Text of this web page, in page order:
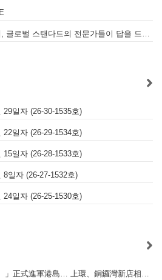
WALL 복잡한 홍콩 세무 회계, 글로벌 스탠다드의 전문가들이 답을 드립니다! - 법인설립, 회계, 감사
일자 (26-30-1535호)
일자 (26-29-1534호)
일자 (26-28-1533호)
일자 (26-27-1532호)
일자 (26-25-1530호)
韓式燒肉「火桶（Hwa Tong）」正式進軍港島… 上環、銅鑼灣新店相繼開幕